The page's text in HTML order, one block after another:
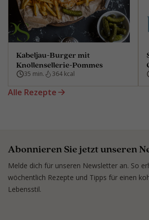
Kabeljau-Burger mit
Knollensellerie-Pommes
35 min. 364 kcal
Alle Rezepte
Abonnieren Sie jetzt unseren
Melde dich für unseren Newsletter an. So
wöchentlich Rezepte und Tipps für einen
Lebensstil.